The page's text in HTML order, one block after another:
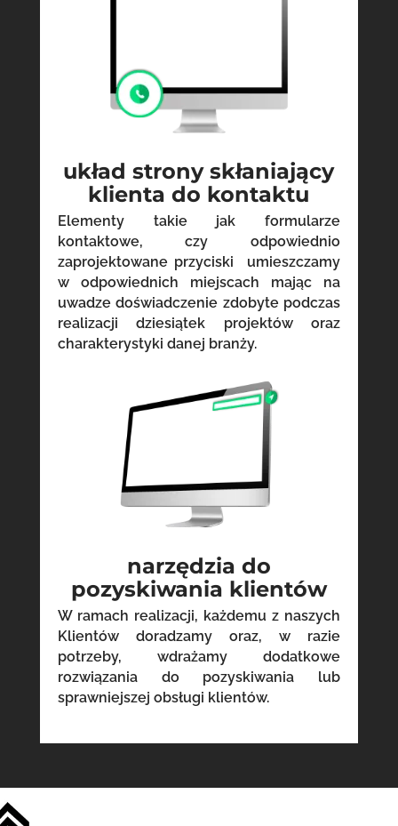
układ strony skłaniający
klienta do kontaktu
Elementy takie jak formularze
kontaktowe, czy odpowiednio
zaprojektowane przyciski umieszczamy
w odpowiednich miejscach mając na
uwadze doświadczenie zdobyte podczas
realizacji dziesiątek projektów oraz
charakterystyki danej branży.
narzędzia do
pozyskiwania klientów
W ramach realizacji, każdemu z naszych
Klientów doradzamy oraz, w razie
potrzeby, wdrażamy dodatkowe
rozwiązania do pozyskiwania lub
sprawniejszej obsługi klientów.